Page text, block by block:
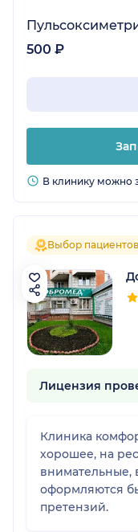
происходит.
эти действия
500 ₽
В клинику можно
Выбор
Лицензия
Клиника
хорошее, на
внимательные,
оформляются
претензий.